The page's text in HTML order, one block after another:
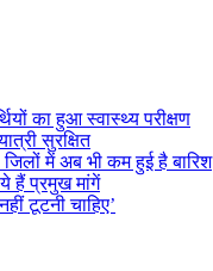
का हुआ स्वास्थ्य परीक्षण
सुरक्षित
में अब भी कम हुई है बारिश
हैं प्रमुख मांगें
टूटनी चाहिए’